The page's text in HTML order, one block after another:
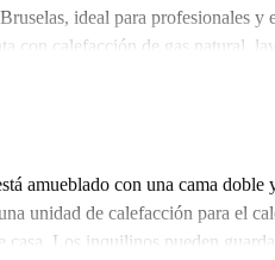
ideal para profesionales y
con calefacción de gas natural,
con horno. Tenga en cuenta que
Spotahome ha verificado
y ofrece diversos servicios.
Perruche, así como
amueblado con una cama doble
unidad de calefacción para el
casa. Los inquilinos pueden